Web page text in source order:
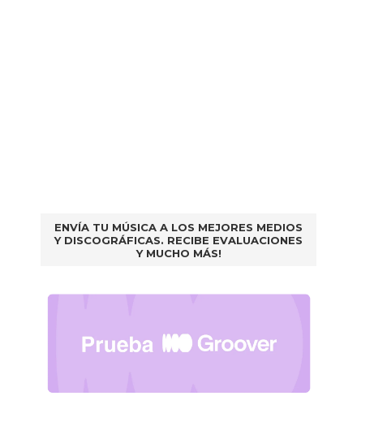
ENVÍA TU MÚSICA A LOS MEJORES MEDIOS
Y DISCOGRÁFICAS. RECIBE EVALUACIONES
Y MUCHO MÁS!